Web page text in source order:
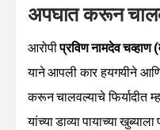
अपघात करून
आरोपीप्रविण नामदेव चव्हाण
याने आपली कार हयगयीने आणि
करून चालवल्याचे फिर्यादीत
यांच्या डाव्या पायाच्या